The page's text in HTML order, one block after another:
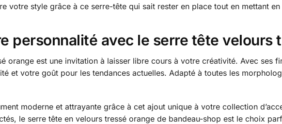
votre style grâce à ce serre-tête qui sait rester en place tout en mettant
personnalité avec le serre tête velours
orange est une invitation à laisser libre cours à votre créativité. Avec ses
et votre goût pour les tendances actuelles. Adapté à toutes les
moderne et attrayante grâce à cet ajout unique à votre collection
le serre tête en velours tressé orange de bandeau-shop est le choix